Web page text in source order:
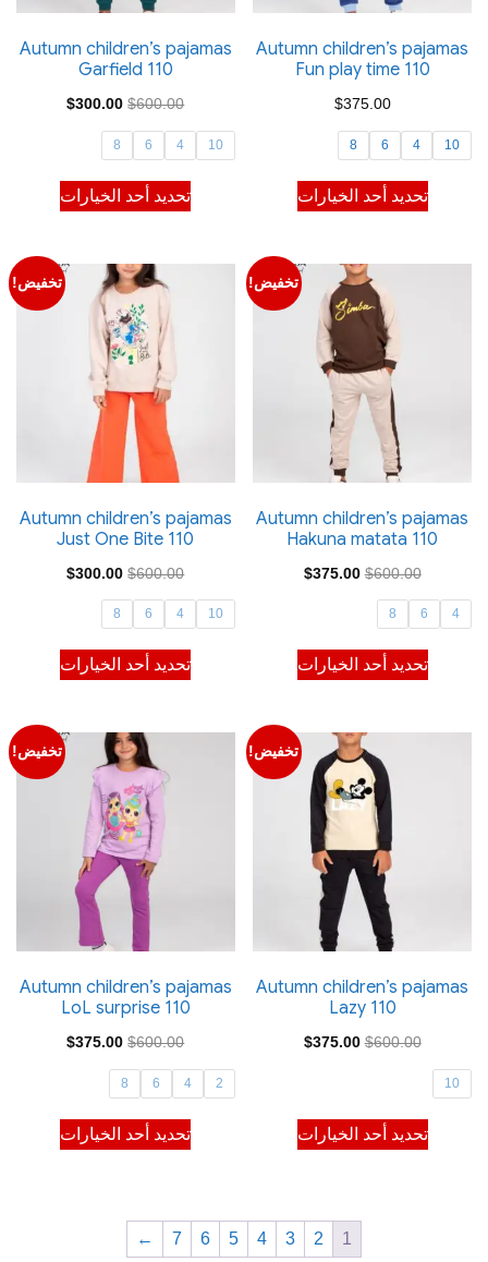
على
صفحة
المنتج
على
صفحة
Autumn children’s pajamas
Fun play time 110
$375.00
10
4
6
8
تحديد أحد الخيارات
هناك
العديد
الأشكال
المختلفة
على
صفحة
المنتج
Autumn children’s pajamas
Garfield 110
$600.00
السعر
الأصلي
هو:
$300.00 السعر
$300.00.
10
4
6
8
تحديد أحد الخيارات
هناك
العديد
الأشكال
المختلفة
على
صفحة
المنتج
تخفيض!
Autumn children’s pajamas
Hakuna matata 110
$600.00
السعر
$375.00 السعر
$375.00.
4
6
8
تحديد أحد الخيارات
هناك
العديد
الأشكال
المختلفة
على
صفحة
تخفيض!
Autumn children’s pajamas
Just One Bite 110
$600.00
السعر
الأصلي
هو:
$300.00 السعر
$300.00.
10
4
6
8
تحديد أحد الخيارات
هناك
العديد
الأشكال
المختلفة
على
صفحة
تخفيض!
Autumn children’s pajamas
Lazy 110
$600.00
السعر
$375.00 السعر
$375.00.
10
تحديد أحد الخيارات
هناك
العديد
المختلفة
تخفيض!
Autumn children’s pajamas
LoL surprise 110
$600.00
السعر
الأصلي
هو:
$375.00 السعر
$375.00.
2
4
6
8
تحديد أحد الخيارات
هناك
العديد
1
2
3
4
5
6
7
←